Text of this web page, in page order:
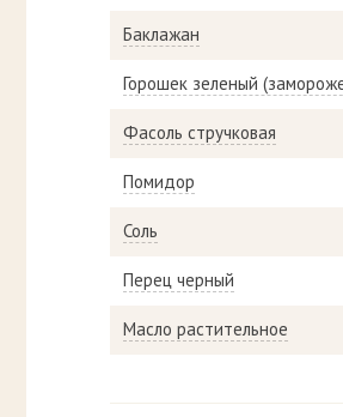
Баклажан
Горошек зеленый
Фасоль стручковая
Помидор
Соль
Перец черный
Масло растительное